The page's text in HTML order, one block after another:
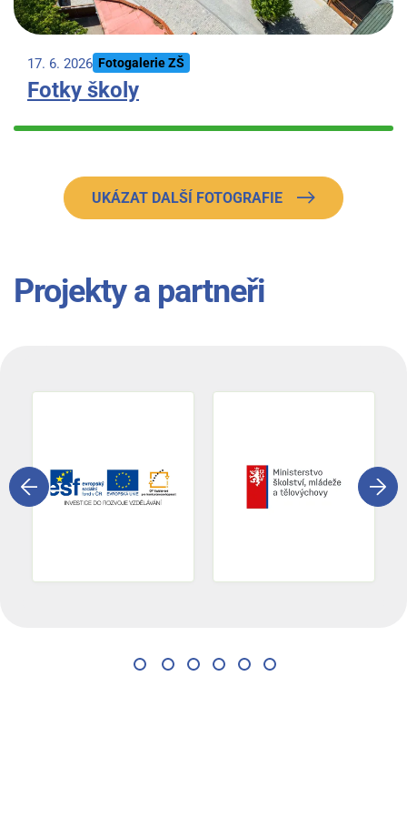
17. 6. 2026 Fotogalerie ZŠ
Fotky školy
UKÁZAT DALŠÍ FOTOGRAFIE
Projekty a partneři